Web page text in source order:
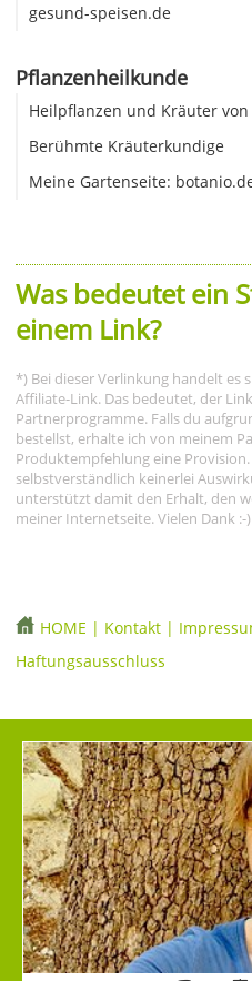
gesund-speisen.de
Pflanzenheilkunde
Heilpflanzen und Kräuter von
Berühmte Kräuterkundige
Meine Gartenseite:
Was bedeutet ein
einem Link?
*) Bei dieser Verlinkung handelt es
Affiliate-Link. Das bedeutet, der
Partnerprogramme. Falls du
bestellst, erhalte ich von meinem
Produktempfehlung eine Provision.
selbstverständlich keinerlei
unterstützt damit den Erhalt, den
meiner Internetseite. Vielen Dank :-)
HOME | Kontakt |
Haftungsausschluss